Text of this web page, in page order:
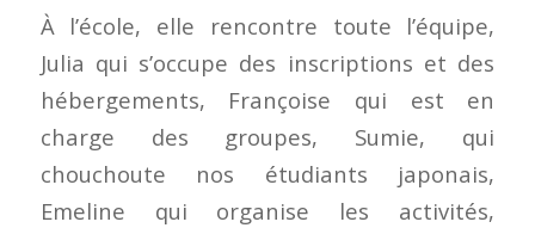
À l’école, elle rencontre toute l’équipe,
Julia qui s’occupe des inscriptions et des
hébergements, Françoise qui est en
charge des groupes, Sumie, qui
chouchoute nos étudiants japonais,
Emeline qui organise les activités,